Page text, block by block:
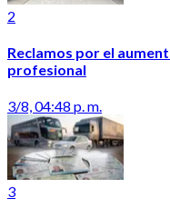
2
Reclamos por el
profesional
3/8, 04:48 p. m.
3